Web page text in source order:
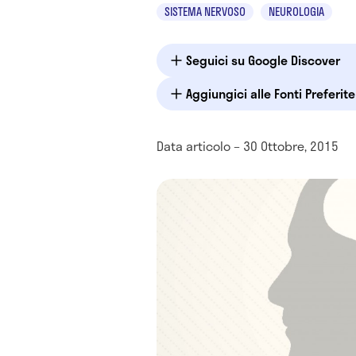
SISTEMA NERVOSO NEUROLOGIA
Seguici su Google Discover
Aggiungici alle Fonti
Data articolo – 30 Ottobre, 2015